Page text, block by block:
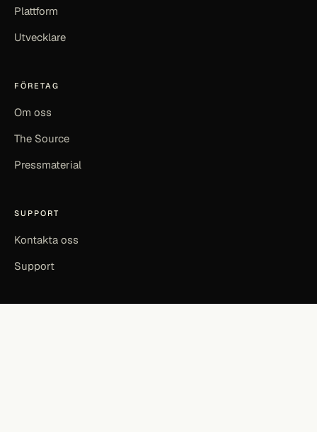
Plattform
Utvecklare
FÖRETAG
Om oss
The Source
Pressmaterial
SUPPORT
Kontakta oss
Support